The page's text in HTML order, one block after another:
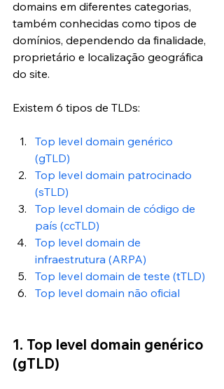
domains em diferentes categorias,
também conhecidas como tipos de
domínios, dependendo da finalidade,
proprietário e localização geográfica
do site.
Existem 6 tipos de TLDs:
Top level domain genérico
(gTLD)
Top level domain patrocinado
(sTLD)
Top level domain de código de
país (ccTLD)
Top level domain de
infraestrutura (ARPA)
Top level domain de teste (tTLD)
Top level domain não oficial
1. Top level domain genérico
(gTLD)